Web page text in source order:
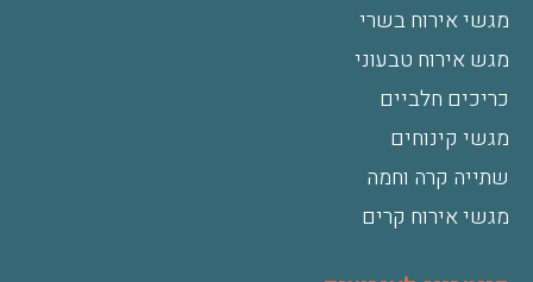
מגשי אירוח בשרי
מגש אירוח טבעוני
כריכים חלביים
מגשי קינוחים
שתייה קרה וחמה
מגשי אירוח קרים